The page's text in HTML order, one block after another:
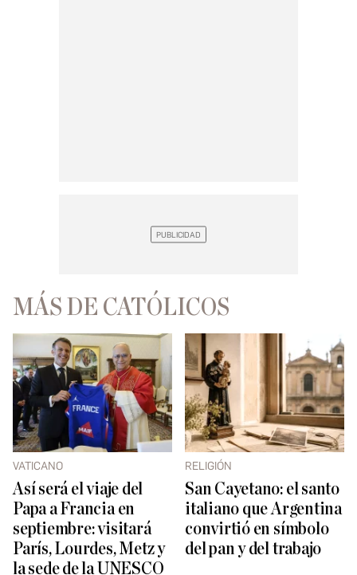
MÁS DE CATÓLICOS
VATICANO
Así será el viaje del
Papa a Francia en
septiembre: visitará
París, Lourdes, Metz y
la sede de la UNESCO
RELIGIÓN
San Cayetano: el santo
italiano que Argentina
convirtió en símbolo
del pan y del trabajo